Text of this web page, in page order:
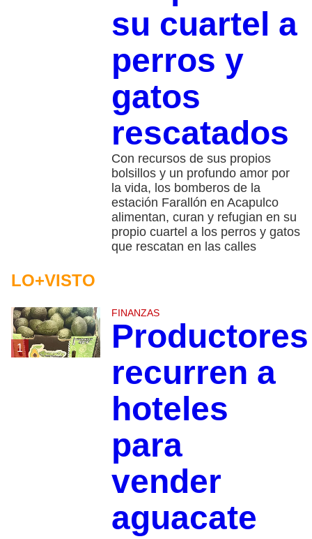
su cuartel a
perros y
gatos
rescatados
Con recursos de sus propios
bolsillos y un profundo amor por
la vida, los bomberos de la
estación Farallón en Acapulco
alimentan, curan y refugian en su
propio cuartel a los perros y gatos
que rescatan en las calles
LO+VISTO
1
FINANZAS
Productores
recurren a
hoteles
para
vender
aguacate